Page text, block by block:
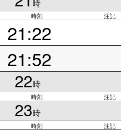
時
時刻 注記
21:22
21:52
22時
時刻 注記
23時
時刻 注記